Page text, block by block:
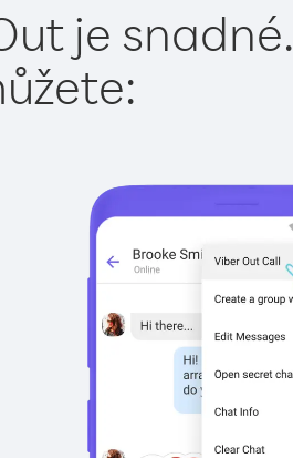
je snadné.